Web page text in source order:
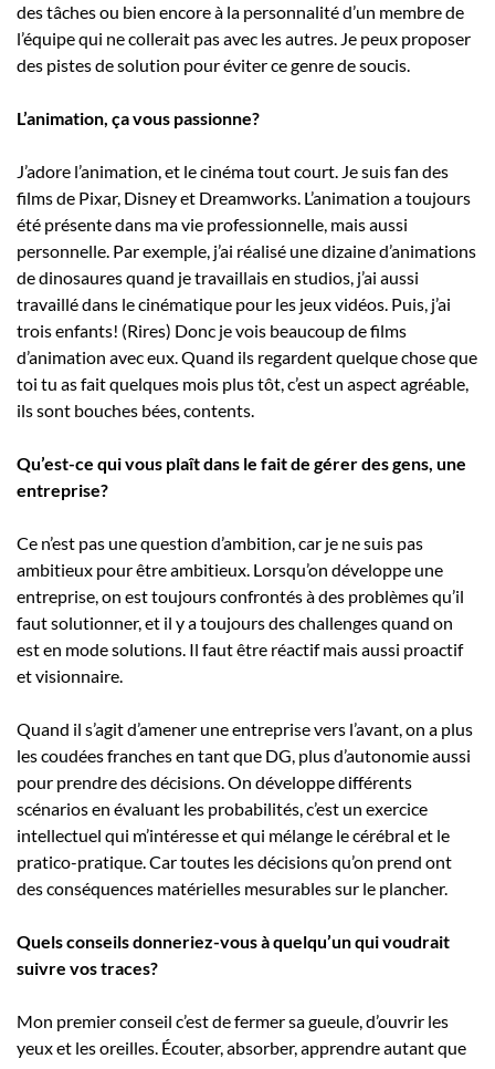
des tâches ou bien encore à la personnalité d’un membre de
l’équipe qui ne collerait pas avec les autres. Je peux proposer
des pistes de solution pour éviter ce genre de soucis.
L’animation, ça vous passionne?
J’adore l’animation, et le cinéma tout court. Je suis fan des
films de Pixar, Disney et Dreamworks. L’animation a toujours
été présente dans ma vie professionnelle, mais aussi
personnelle. Par exemple, j’ai réalisé une dizaine d’animations
de dinosaures quand je travaillais en studios, j’ai aussi
travaillé dans le cinématique pour les jeux vidéos. Puis, j’ai
trois enfants! (Rires) Donc je vois beaucoup de films
d’animation avec eux. Quand ils regardent quelque chose que
toi tu as fait quelques mois plus tôt, c’est un aspect agréable,
ils sont bouches bées, contents.
Qu’est-ce qui vous plaît dans le fait de gérer des gens, une
entreprise?
Ce n’est pas une question d’ambition, car je ne suis pas
ambitieux pour être ambitieux. Lorsqu’on développe une
entreprise, on est toujours confrontés à des problèmes qu’il
faut solutionner, et il y a toujours des challenges quand on
est en mode solutions. Il faut être réactif mais aussi proactif
et visionnaire.
Quand il s’agit d’amener une entreprise vers l’avant, on a plus
les coudées franches en tant que DG, plus d’autonomie aussi
pour prendre des décisions. On développe différents
scénarios en évaluant les probabilités, c’est un exercice
intellectuel qui m’intéresse et qui mélange le cérébral et le
pratico-pratique. Car toutes les décisions qu’on prend ont
des conséquences matérielles mesurables sur le plancher.
Quels conseils donneriez-vous à quelqu’un qui voudrait
suivre vos traces?
Mon premier conseil c’est de fermer sa gueule, d’ouvrir les
yeux et les oreilles. Écouter, absorber, apprendre autant que